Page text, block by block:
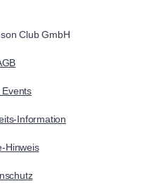
Club GmbH
Events
Information
Hinweis